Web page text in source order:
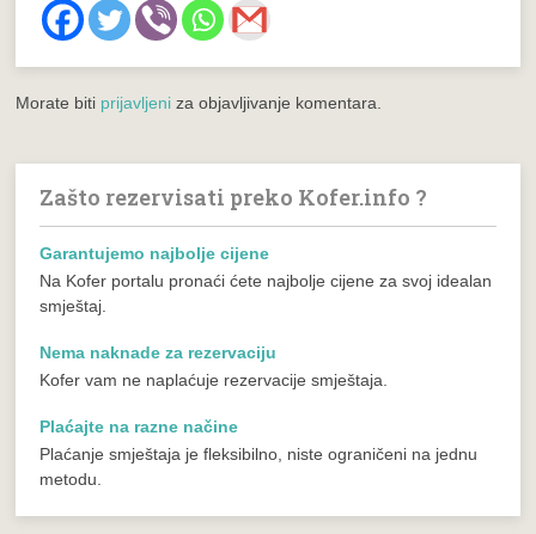
Morate biti prijavljeni za objavljivanje komentara.
Zašto rezervisati preko Kofer.info ?
Garantujemo najbolje cijene
Na Kofer portalu pronaći ćete najbolje cijene za svoj idealan
smještaj.
Nema naknade za rezervaciju
Kofer vam ne naplaćuje rezervacije smještaja.
Plaćajte na razne načine
Plaćanje smještaja je fleksibilno, niste ograničeni na jednu
metodu.